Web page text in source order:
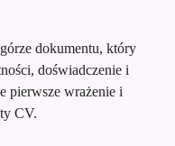
dokumentu, który
doświadczenie i
pierwsze wrażenie i
CV.